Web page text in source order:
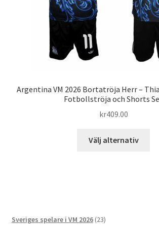
Argentina VM 2026 Bortatröja Herr –
Fotbollströja och Shorts
kr409.00
Välj alternativ
Sveriges spelare i VM 2026 2323